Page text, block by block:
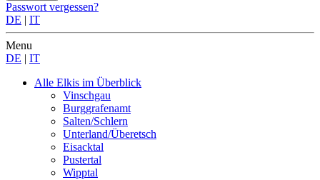
Passwort vergessen?
DE | IT
Menu
DE | IT
Alle Elkis im Überblick
Vinschgau
Burggrafenamt
Salten/Schlern
Unterland/Überetsch
Eisacktal
Pustertal
Wipptal